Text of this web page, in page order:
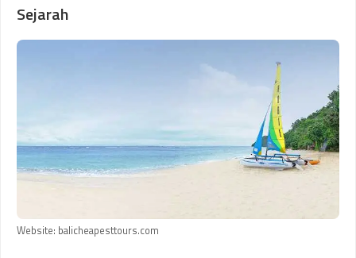
Sejarah
Website: balicheapesttours.com